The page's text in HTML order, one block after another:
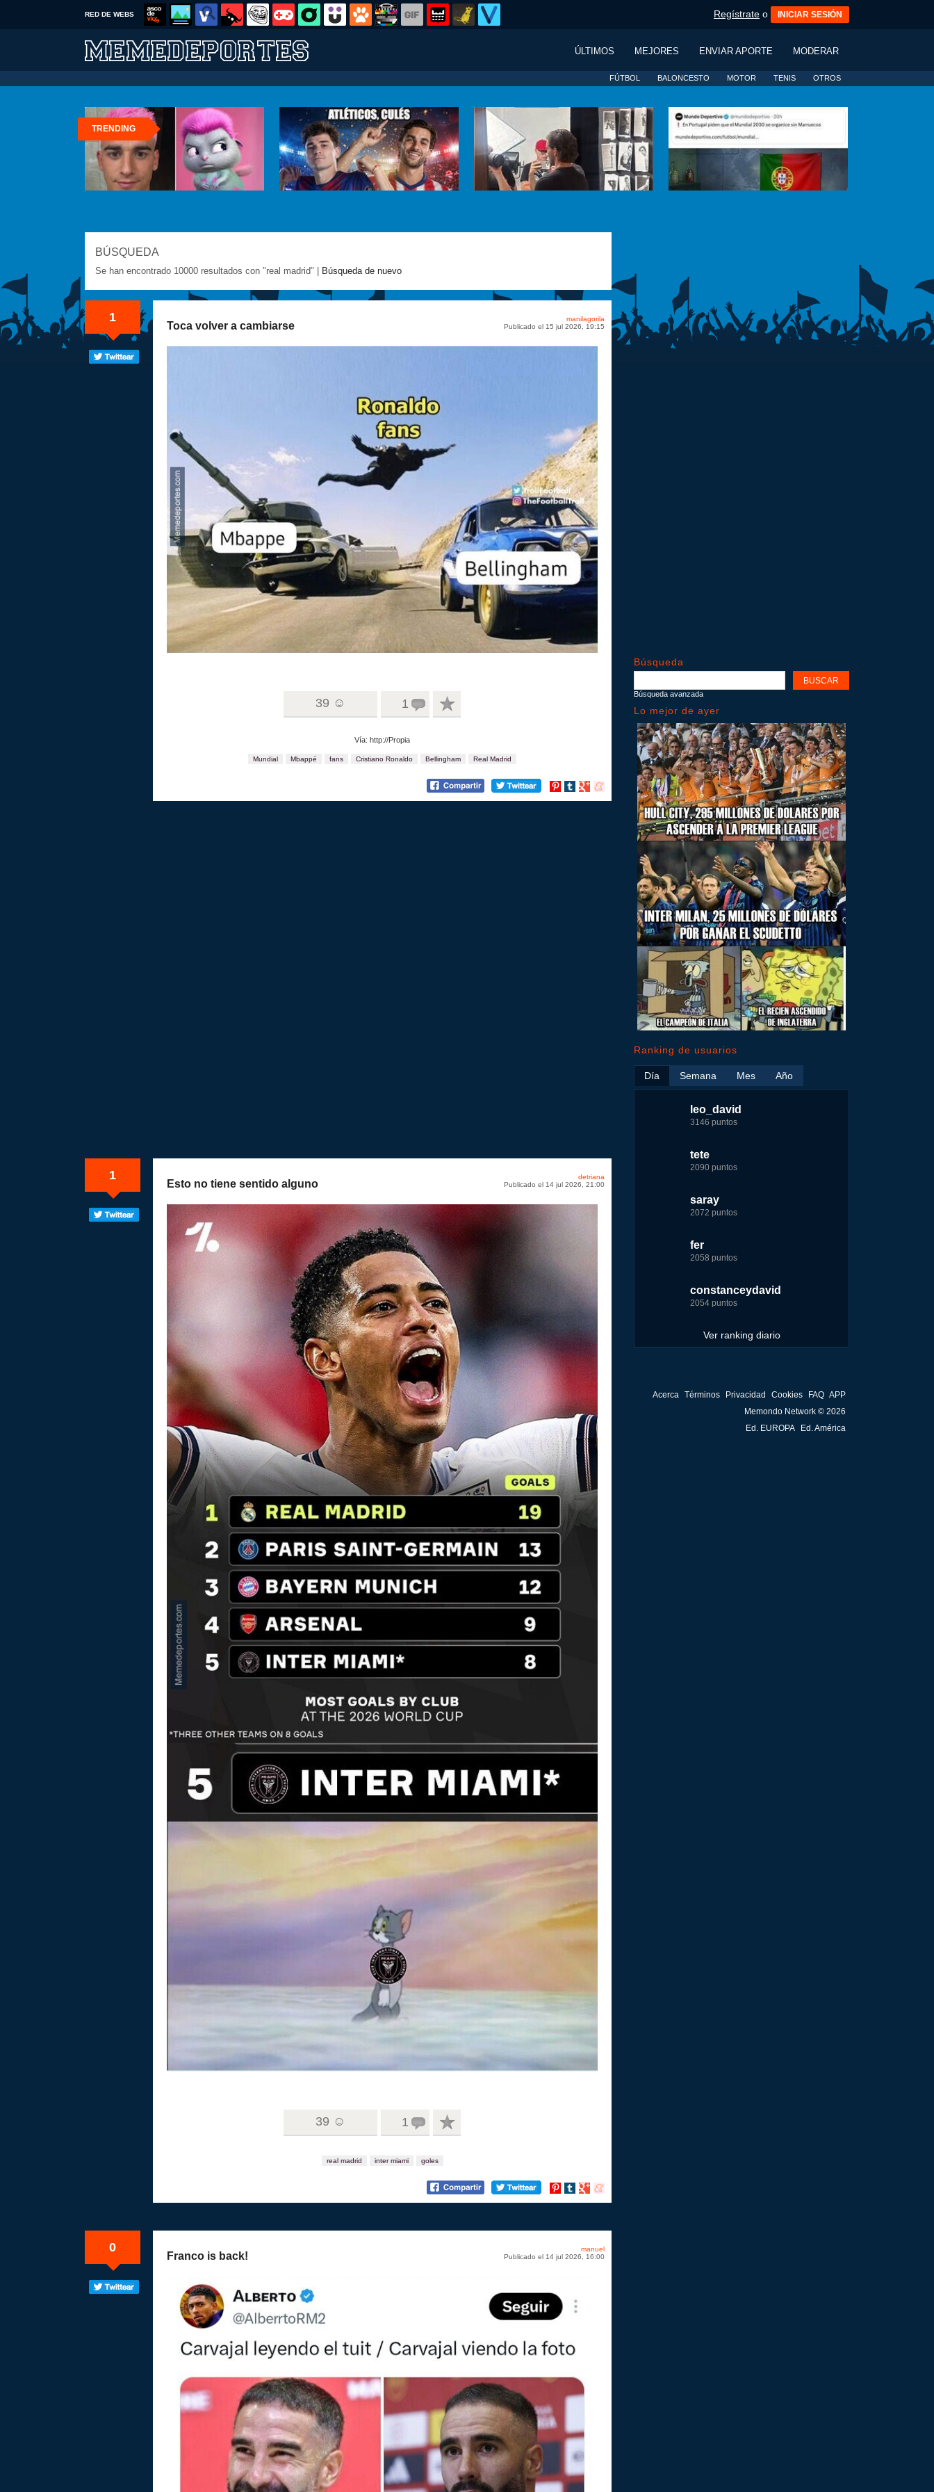
RED DE WEBS Regístrate o INICIAR SESIÓN
ÚLTIMOS MEJORES ENVIAR APORTE MODERAR
FÚTBOL BALONCESTO MOTOR TENIS OTROS
TRENDING
BÚSQUEDA
Se han encontrado 10000 resultados con "real madrid" | Búsqueda de nuevo
1
manilagorila
Publicado el 15 jul 2026, 19:15
Toca volver a cambiarse
39 ☺ 1
Vía: http://Propia
Mundial Mbappé fans Cristiano Ronaldo Bellingham Real Madrid
Compartir
Compartir
Compartir
Compartir
1
detriana
Publicado el 14 jul 2026, 21:00
Esto no tiene sentido alguno
39 ☺ 1
real madrid inter miami goles
Compartir
Compartir
Compartir
Compartir
0
manuel
Publicado el 14 jul 2026, 16:00
Franco is back!
Búsqueda
Búsqueda avanzada
Lo mejor de ayer
Ranking de usuarios
Día
leo_david
3146 puntos
tete
2090 puntos
saray
2072 puntos
fer
2058 puntos
constanceydavid
2054 puntos
Ver ranking diario
Semana
leo_david
17724 puntos
fer
7229 puntos
tete
4174 puntos
123dale
4157 puntos
saray
3131 puntos
Mes
leo_david
29183 puntos
jeremy_malpieu
15444 puntos
fer
8283 puntos
123dale
7255 puntos
tete
6242 puntos
Año
nomedigas
339916 puntos
jeremy_malpieu
263186 puntos
Baba
252929 puntos
john
244881 puntos
fer
236750 puntos
Acerca Términos Privacidad Cookies FAQ APP
Memondo Network © 2026
Ed. EUROPA
Ed. América